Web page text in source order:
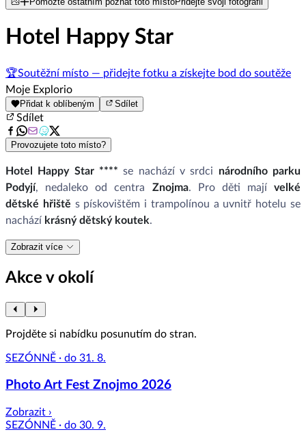
Hotel Happy Star
🏆Soutěžní místo — přidejte fotku a získejte bod do soutěže
Moje Explorio
Přidat k oblíbeným Sdílet
Sdílet
Provozujete toto místo?
Hotel Happy Star **** se nachází v srdci národního parku
Podyjí, nedaleko od centra Znojma. Pro děti mají velké
dětské hřiště s pískovištěm i trampolínou a uvnitř hotelu se
nachází krásný dětský koutek.
Zobrazit více
Akce v okolí
Projděte si nabídku posunutím do stran.
SEZÓNNĚ · do 31. 8.
Photo Art Fest Znojmo 2026
Zobrazit ›
SEZÓNNĚ · do 30. 9.